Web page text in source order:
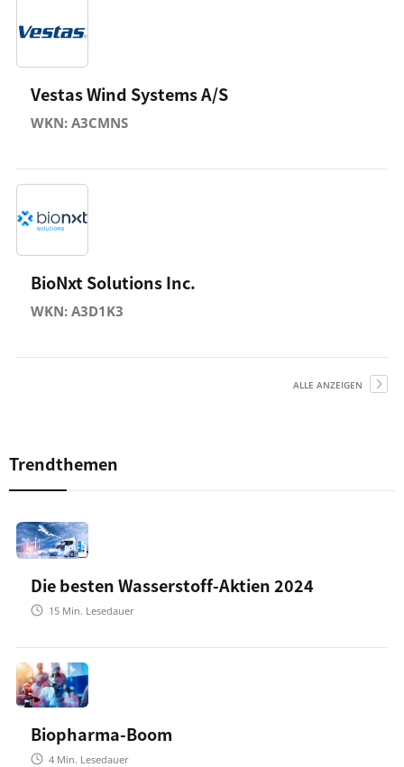
Vestas Wind Systems A/S
WKN: A3CMNS
BioNxt Solutions Inc.
WKN: A3D1K3
ALLE ANZEIGEN
Trendthemen
Die besten Wasserstoff-Aktien 2024
15 Min. Lesedauer
Biopharma-Boom
4 Min. Lesedauer